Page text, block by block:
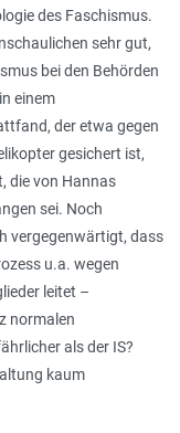
des Faschismus.
sehr gut,
bei den Behörden
einem
der etwa gegen
gesichert ist,
die von Hannas
sei. Noch
vergegenwärtigt, dass
u.a. wegen
leitet –
normalen
als der IS?
kaum